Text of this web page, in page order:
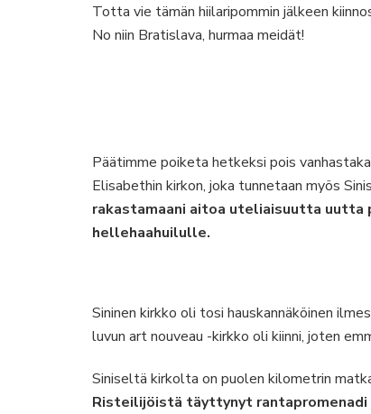
Totta vie tämän hiilaripommin jälkeen
No niin Bratislava, hurmaa meidät!
Päätimme poiketa hetkeksi pois
Elisabethin kirkon, joka tunnetaan myös
rakastamaani aitoa uteliaisuutta uutta
hellehaahuilulle.
Sininen kirkko oli tosi hauskannäköinen
luvun art nouveau -kirkko oli kiinni, joten
Siniseltä kirkolta on puolen kilometrin
Risteilijöistä täyttynyt rantapromenadi